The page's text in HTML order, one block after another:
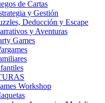
de Cartas
y Gestión
Deducción y Escape
y Aventuras
Games
Workshop